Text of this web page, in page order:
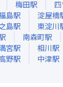
梅田駅
島駅 淀屋橋
島駅 東淀川
南森町駅
宮駅 相川駅
野駅 中津駅